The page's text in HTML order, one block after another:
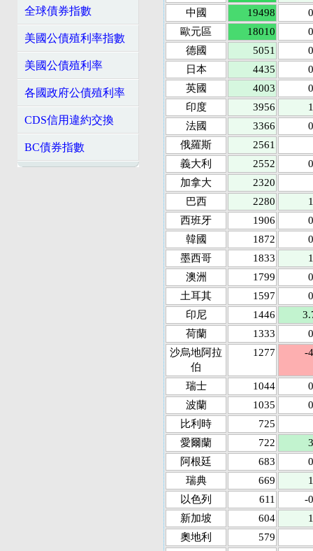
全球債券指數
美國公債殖利率指數
美國公債殖利率
各國政府公債殖利率
CDS信用違約交換
BC債券指數
中國
19498
歐元區
18010
德國
5051
日本
4435
英國
4003
印度
3956
法國
3366
俄羅斯
2561
義大利
2552
加拿大
2320
巴西
2280
西班牙
1906
韓國
1872
墨西哥
1833
澳洲
1799
土耳其
1597
印尼
1446
荷蘭
1333
沙烏地阿拉
伯
1277 -
瑞士 1044
波蘭
1035
比利時
725
愛爾蘭
722
阿根廷
683
瑞典
669
以色列
611
-
新加坡
604
奧地利
579